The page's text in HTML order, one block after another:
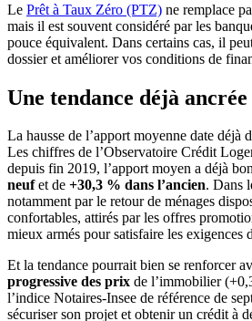
Le Prêt à Taux Zéro (PTZ) ne remplace
mais il est souvent considéré par les
pouce équivalent. Dans certains cas, il
dossier et améliorer vos conditions de
Une tendance déjà ancrée
La hausse de l’apport moyenne date déjà
Les chiffres de l’Observatoire Crédit
depuis fin 2019, l’apport moyen a déjà
neufet de +30,3 % dans l’ancien. Dans
notamment par le retour de ménages
confortables, attirés par les offres
mieux armés pour satisfaire les exigences
Et la tendance pourrait bien se renforcer
progressive des prix de l’immobilier
l’indice Notaires-Insee de référence de
sécuriser son projet et obtenir un crédit à